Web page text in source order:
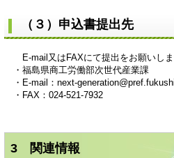
（３）申込書提出先
E-mail又はFAXにて提出をお願いしま
・福島県商工労働部次世代産業課
・E-mail：next-
・FAX：024-521-7932
3 関連情報